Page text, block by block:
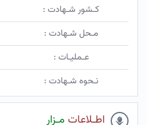
کـشور شـهادت :
مـحل شـهادت :
عـملیـات :
نـحوه شـهادت :
اطـلاعات مـزار